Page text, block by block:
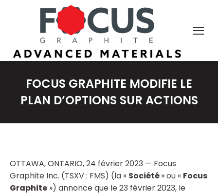
FOCUS GRAPHITE MODIFIE LE
PLAN D’OPTIONS SUR ACTIONS
OTTAWA, ONTARIO, 24 février 2023 — Focus
Graphite Inc. (TSXV : FMS) (la « Société» ou « Focus
Graphite ») annonce que le 23 février 2023, le